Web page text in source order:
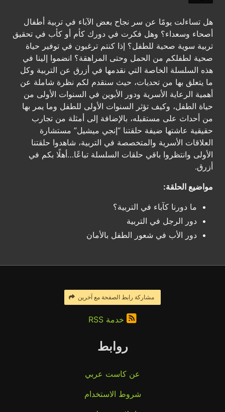
هل تساءلت يومًا عن سر نجاح بعض الآباء في تربية أطفال
أصحاء وسعداء؟ وهل فكرت في دورك كأم أو كأب في تحقيق
تربية سوية صحية للطفل؟ إذا كنتم ترغبون في توفير حياة
صحية لطفلكم من الحمل وحتى المراهقة؟ انضموا إلينا في
هذه السلسلة الخاصة التي نقدمها في أزرق عن التربية وكل
ما يتعلق بها من تحديات، حيث سنقدم لكم نظرة شاملة عن
أهمية الرعاية الأسرية ودور الأبوين في السنوات الأولى من
حياة الطفل، وكيف تؤثر السنوات الأولى للطفل وما يمر بها
من أحداث على مستقبله، بالإضافة إلى أمثلة من تجارب
حقيقية عاشتها ضيفة حلقتنا “إنجي ميشيل” مستشارة
العلاقات الأسرية والمتخصصة في التربية، شاهدوا حلقتنا
الأولى وانتظروا باقي حلقات السلسلة تباعًا…أهلًا بكم في
أزرق.
مواضيع الحلقة:
ما دورنا كآباء في التربية؟
دور الرجل في التربية
دور الأب في شعور الطفل بالأمان
مشاركة رابط الصفحة مع آخرين
خدمة RSS
روابط
عن كاست عربي
شروط الاستخدام